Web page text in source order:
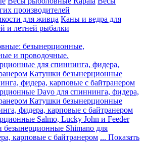
производителей
для живца Каны и ведра для
и летней рыбалки
безынерционные,
и проводочные.
для спиннинга, фидера,
Катушки безынерционные
фидера, карповые с байтранером
Dayo для спиннинга, фидера,
Катушки безынерционные
фидера, карповые с байтранером
Salmo, Lucky John и Feeder
безынерционные Shimano для
карповые с байтранером ... Показать